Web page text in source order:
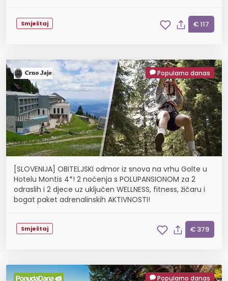
Smještaj € 117
Popularno danas
[SLOVENIJA] OBITELJSKI odmor iz snova na vrhu Golte u
Hotelu Montis 4*! 2 noćenja s POLUPANSIONOM za 2
odraslih i 2 djece uz uključen WELLNESS, fitness, žičaru i
bogat paket adrenalinskih AKTIVNOSTI!
Smještaj € 379
Popularno danas